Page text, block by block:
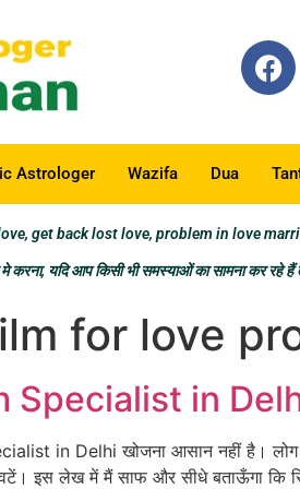
Astrologer Wazifa Dua
love, get back lost love, problem in love
यदि आप किसी भी समस्याओं का सामना कर
for love
Specialist in
in Delhi खोजना आसान नहीं है। लोग
इस लेख में मैं साफ और सीधे बताऊँगा कि